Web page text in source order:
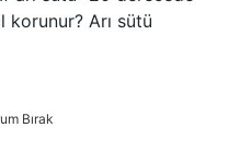
korunur? Arı sütü
Bırak